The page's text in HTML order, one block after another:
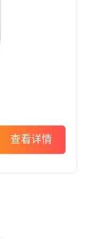
查看详情